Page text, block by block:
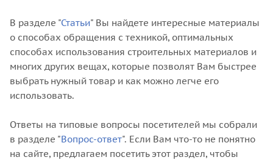
В разделе "Статьи" Вы найдете интересные материалы
о способах обращения с техникой, оптимальных
способах использования строительных материалов и
многих других вещах, которые позволят Вам быстрее
выбрать нужный товар и как можно легче его
использовать.
Ответы на типовые вопросы посетителей мы собрали
в разделе "Вопрос-ответ". Если Вам что-то не понятно
на сайте, предлагаем посетить этот раздел, чтобы